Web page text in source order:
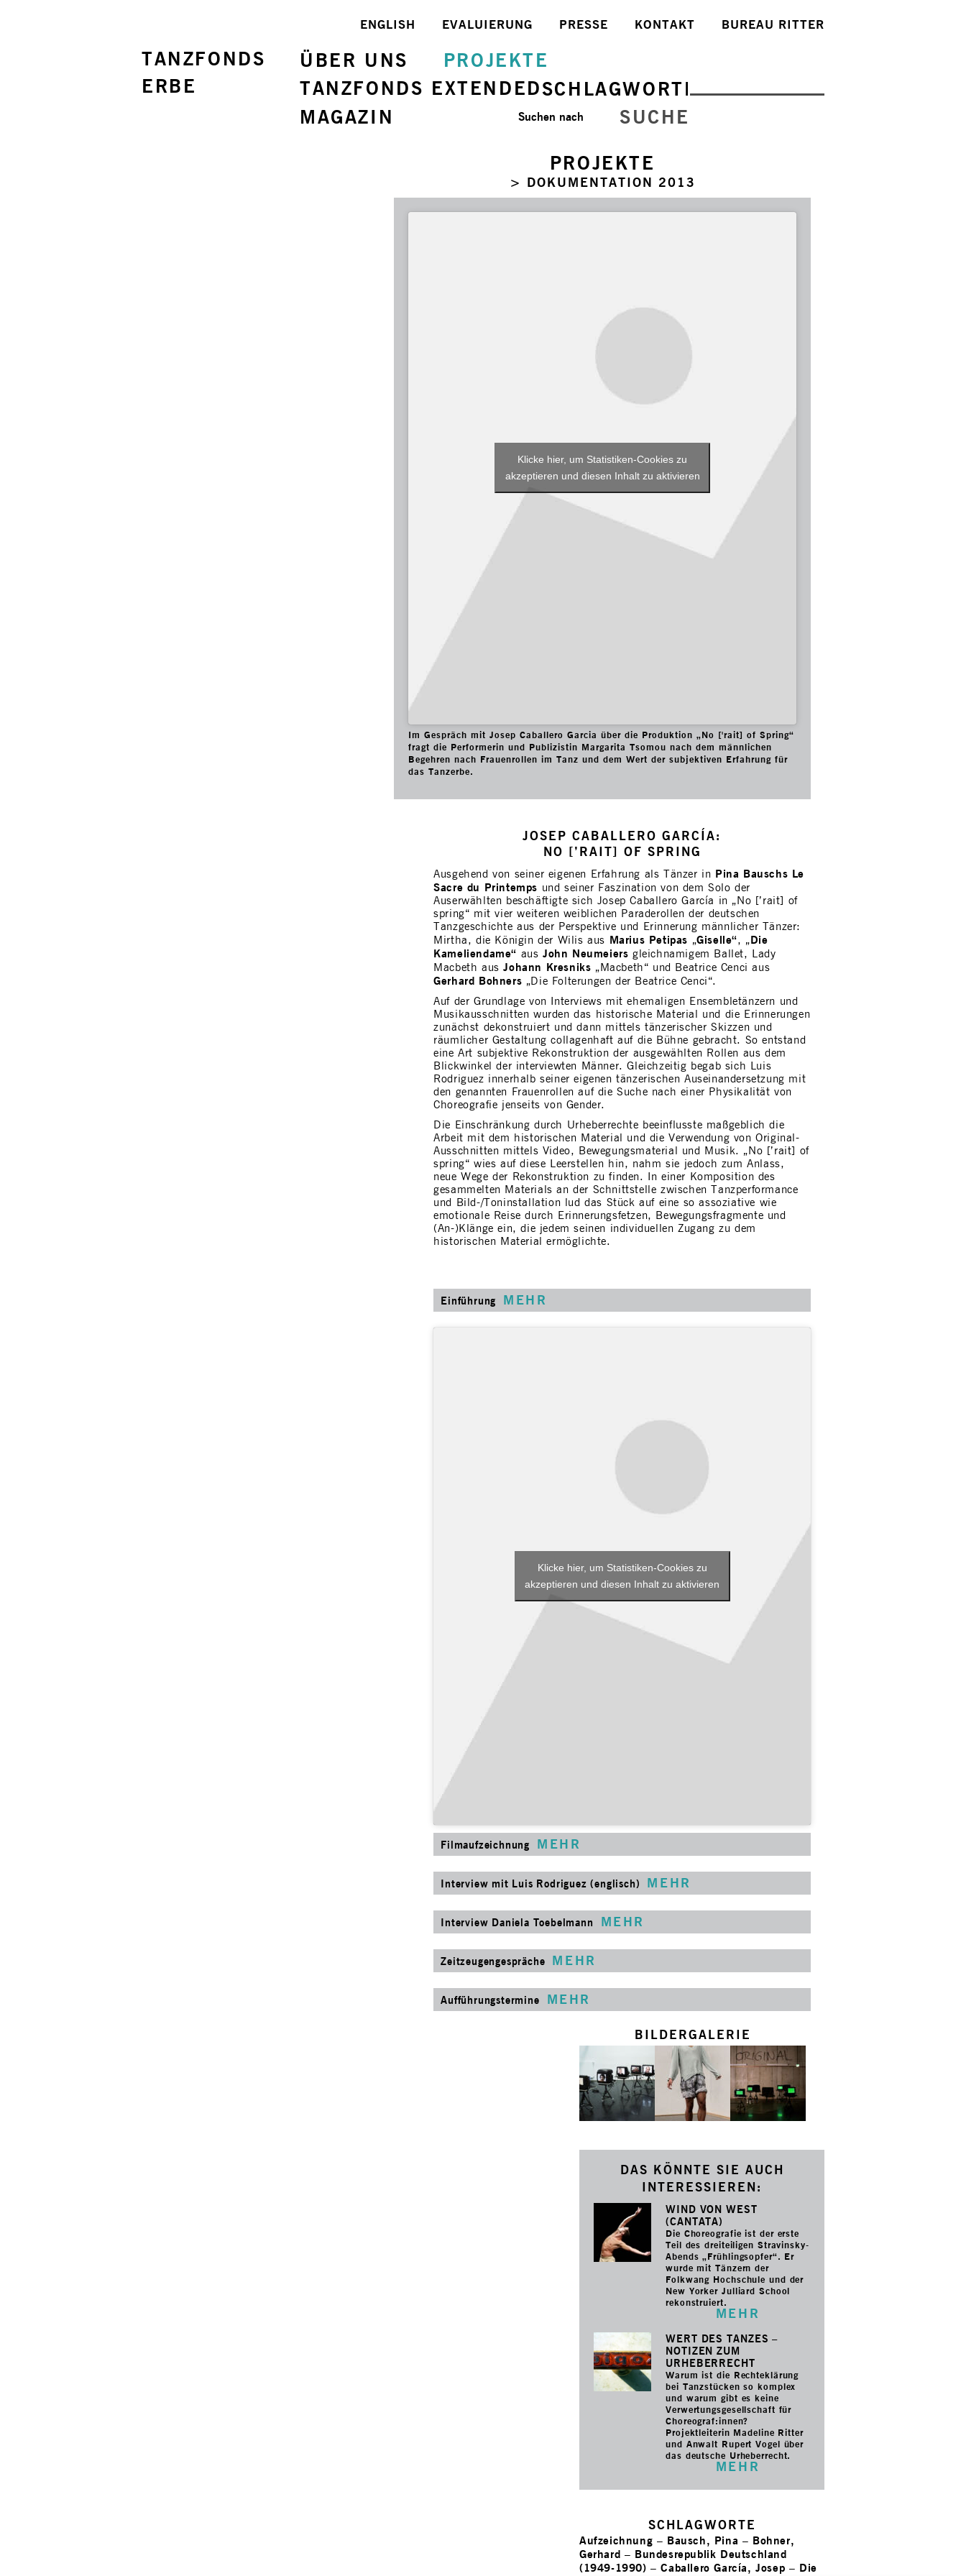
TANZFONDS
ERBE
BUREAU RITTER
KONTAKT
PRESSE
EVALUIERUNG
ENGLISH
ÜBER UNS
PROJEKTE
TANZFONDS EXTENDEDSCHLAGWORTE
MAGAZIN
SUCHE
Suchen nach
PROJEKTE
> DOKUMENTATION 2013
Klicke hier, um Statistiken-Cookies zu
akzeptieren und diesen Inhalt zu aktivieren
Im Gespräch mit Josep Caballero Garcia über die Produktion „No ['rait] of Spring“
fragt die Performerin und Publizistin Margarita Tsomou nach dem männlichen
Begehren nach Frauenrollen im Tanz und dem Wert der subjektiven Erfahrung für
das Tanzerbe.
JOSEP CABALLERO GARCÍA:
NO [’RAIT] OF SPRING
Ausgehend von seiner eigenen Erfahrung als Tänzer in Pina Bauschs Le
Sacre du Printemps und seiner Faszination von dem Solo der
Auserwählten beschäftigte sich Josep Caballero García in „No [’rait] of
spring“ mit vier weiteren weiblichen Paraderollen der deutschen
Tanzgeschichte aus der Perspektive und Erinnerung männlicher Tänzer:
Mirtha, die Königin der Wilis aus Marius Petipas „Giselle“, „Die
Kameliendame“ ausJohn Neumeiers gleichnamigem Ballet, Lady
Macbeth ausJohann Kresniks „Macbeth“ und Beatrice Cenci aus
Gerhard Bohners „Die Folterungen der Beatrice Cenci“.
Auf der Grundlage von Interviews mit ehemaligen Ensembletänzern und
Musikausschnitten wurden das historische Material und die Erinnerungen
zunächst dekonstruiert und dann mittels tänzerischer Skizzen und
räumlicher Gestaltung collagenhaft auf die Bühne gebracht. So entstand
eine Art subjektive Rekonstruktion der ausgewählten Rollen aus dem
Blickwinkel der interviewten Männer. Gleichzeitig begab sich Luis
Rodriguez innerhalb seiner eigenen tänzerischen Auseinandersetzung mit
den genannten Frauenrollen auf die Suche nach einer Physikalität von
Choreografie jenseits von Gender.
Die Einschränkung durch Urheberrechte beeinflusste maßgeblich die
Arbeit mit dem historischen Material und die Verwendung von Original-
Ausschnitten mittels Video, Bewegungsmaterial und Musik. „No [’rait] of
spring“ wies auf diese Leerstellen hin, nahm sie jedoch zum Anlass,
neue Wege der Rekonstruktion zu finden. In einer Komposition des
gesammelten Materials an der Schnittstelle zwischen Tanzperformance
und Bild-/Toninstallation lud das Stück auf eine so assoziative wie
emotionale Reise durch Erinnerungsfetzen, Bewegungsfragmente und
(An-)Klänge ein, die jedem seinen individuellen Zugang zu dem
historischen Material ermöglichte.
Einführung MEHR
Klicke hier, um Statistiken-Cookies zu
akzeptieren und diesen Inhalt zu aktivieren
Filmaufzeichnung MEHR
Interview mit Luis Rodriguez (englisch) MEHR
Interview Daniela Toebelmann MEHR
Zeitzeugengespräche MEHR
Aufführungstermine MEHR
BILDERGALERIE
DAS KÖNNTE SIE AUCH
INTERESSIEREN:
WIND VON WEST
(CANTATA)
Die Choreografie ist der erste
Teil des dreiteiligen Stravinsky-
Abends „Frühlingsopfer“. Er
wurde mit Tänzern der
Folkwang Hochschule und der
New Yorker Julliard School
rekonstruiert.
MEHR
WERT DES TANZES –
NOTIZEN ZUM
URHEBERRECHT
Warum ist die Rechteklärung
bei Tanzstücken so komplex
und warum gibt es keine
Verwertungsgesellschaft für
Choreograf:innen?
Projektleiterin Madeline Ritter
und Anwalt Rupert Vogel über
das deutsche Urheberrecht.
MEHR
SCHLAGWORTE
Aufzeichnung – Bausch, Pina – Bohner,
Gerhard – Bundesrepublik Deutschland
(1949-1990) –Caballero García, Josep – Die